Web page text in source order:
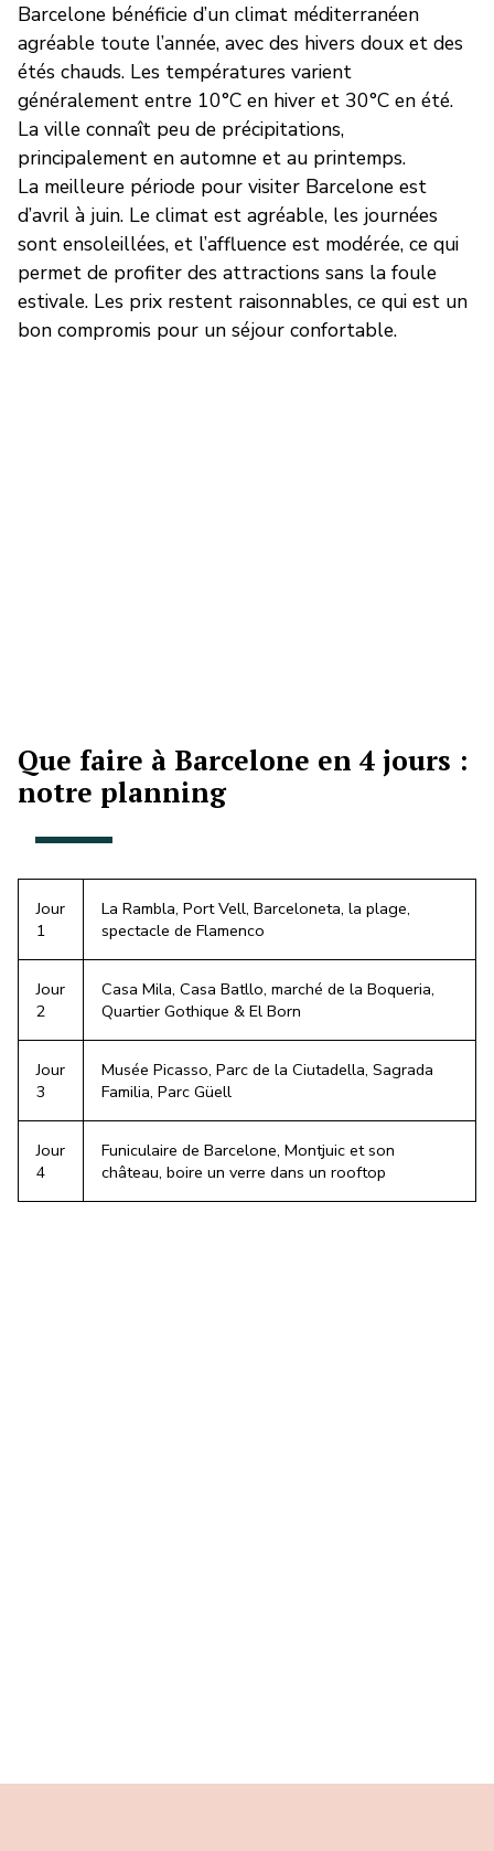
Barcelone bénéficie d’un climat méditerranéen
agréable toute l’année, avec des hivers doux et des
étés chauds. Les températures varient
généralement entre 10°C en hiver et 30°C en été.
La ville connaît peu de précipitations,
principalement en automne et au printemps.
La meilleure période pour visiter Barcelone est
d’avril à juin. Le climat est agréable, les journées
sont ensoleillées, et l’affluence est modérée, ce qui
permet de profiter des attractions sans la foule
estivale. Les prix restent raisonnables, ce qui est un
bon compromis pour un séjour confortable.
Que faire à Barcelone en 4 jours :
notre planning
Jour
1
La Rambla, Port Vell, Barceloneta, la plage,
spectacle de Flamenco
Jour
2
Casa Mila, Casa Batllo, marché de la Boqueria,
Quartier Gothique & El Born
Jour
3
Musée Picasso, Parc de la Ciutadella, Sagrada
Familia, Parc Güell
Jour
4
Funiculaire de Barcelone, Montjuic et son
château, boire un verre dans un rooftop